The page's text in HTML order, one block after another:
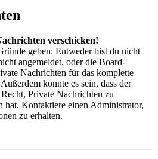
verschicken!
geben: Entweder bist du nicht
angemeldet, oder die Board-
Nachrichten für das komplette
könnte es sein, dass der
Private Nachrichten zu
hat. Kontaktiere einen Administrator,
zu erhalten.